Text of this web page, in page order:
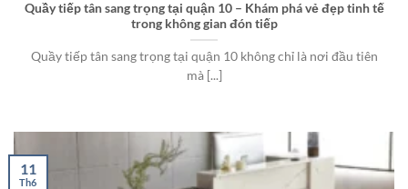
Quầy tiếp tân sang trọng tại quận 10 – Khám phá vẻ đẹp tinh tế
trong không gian đón tiếp
Quầy tiếp tân sang trọng tại quận 10 không chỉ là nơi đầu tiên
mà [...]
11
Th6